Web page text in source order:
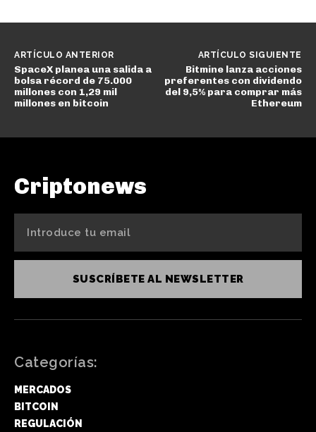
ARTÍCULO ANTERIOR
SpaceX planea una salida a
bolsa récord de 75.000
millones con 1,29 mil
millones en bitcoin
ARTÍCULO SIGUIENTE
Bitmine lanza acciones
preferentes con dividendo
del 9,5% para comprar más
Ethereum
Criptonews
SUSCRÍBETE AL NEWSLETTER
Categorías:
MERCADOS
BITCOIN
REGULACIÓN